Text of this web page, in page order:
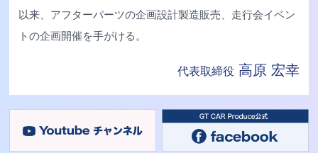
以来、アフターパーツの企画設計製造販売、走行会イベン
トの企画開催を手がける。
代表取締役 高原 宏幸